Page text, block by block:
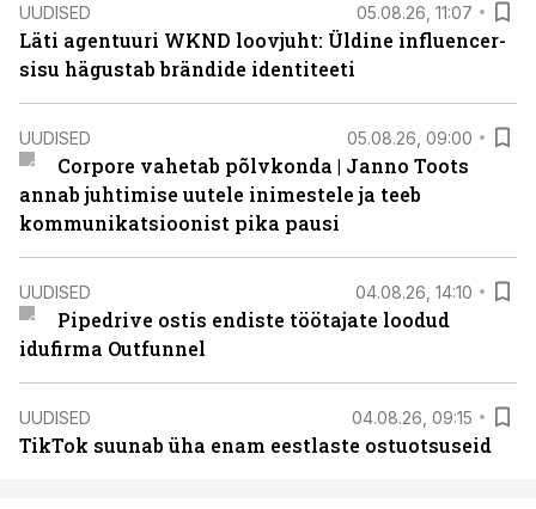
UUDISED 05.08.26, 11:07
Läti agentuuri WKND loovjuht: Üldine influencer-
sisu hägustab brändide identiteeti
UUDISED 05.08.26, 09:00
Corpore vahetab põlvkonda | Janno Toots
annab juhtimise uutele inimestele ja teeb
kommunikatsioonist pika pausi
UUDISED 04.08.26, 14:10
Pipedrive ostis endiste töötajate loodud
idufirma Outfunnel
UUDISED 04.08.26, 09:15
TikTok suunab üha enam eestlaste ostuotsuseid